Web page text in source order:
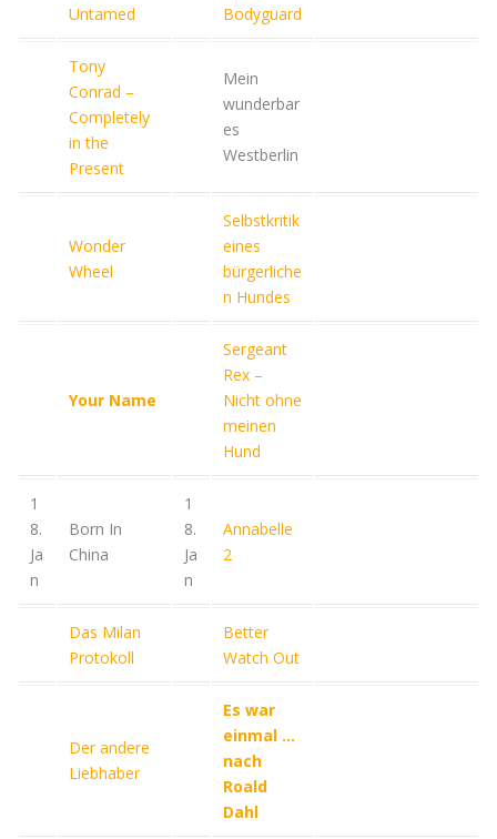
Untamed
Bodyguard
Tony
Conrad –
Completely
in the
Present
Mein
wunderbar
es
Westberlin
Wonder
Wheel
Selbstkritik
eines
bürgerliche
n Hundes
Your Name
Sergeant
Rex –
Nicht ohne
meinen
Hund
1
8.
Ja
n
Born In
China
1
8.
Ja
n
Annabelle
2
Das Milan
Protokoll
Better
Watch Out
Der andere
Liebhaber
Es war
einmal …
nach
Roald
Dahl